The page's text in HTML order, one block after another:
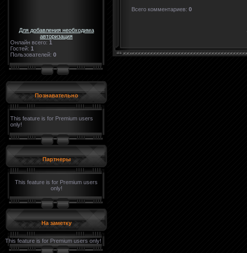
Для добавления необходима
авторизация
Онлайн всего: 1
Гостей: 1
Пользователей: 0
Познавательно
This feature is for Premium users
only!
Партнеры
This feature is for Premium users
only!
На заметку
This feature is for Premium users only!
Всего комментариев: 0